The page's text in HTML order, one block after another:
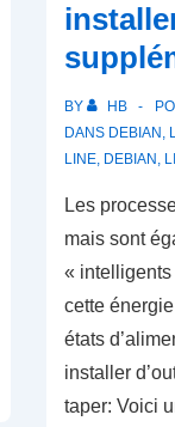
BY HB
DANS DEBIAN ,
LINE, DEBIAN ,
Les
mais sont
«
cette
états
installer
taper: Voici